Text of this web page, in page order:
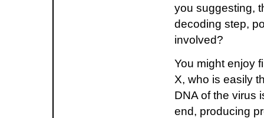
you suggesting,
decoding step,
involved?
You might enjoy
X, who is easily
DNA of the virus
end, producing